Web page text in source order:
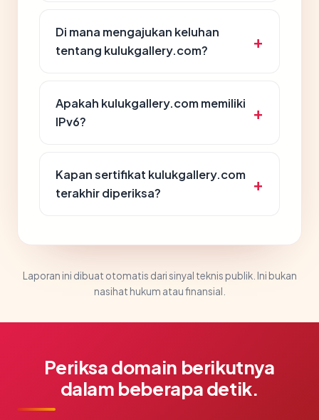
Di mana mengajukan keluhan
tentang kulukgallery.com?
Apakah kulukgallery.com memiliki
IPv6?
Kapan sertifikat kulukgallery.com
terakhir diperiksa?
Laporan ini dibuat otomatis dari sinyal teknis publik. Ini bukan
nasihat hukum atau finansial.
Periksa domain berikutnya
dalam beberapa detik.